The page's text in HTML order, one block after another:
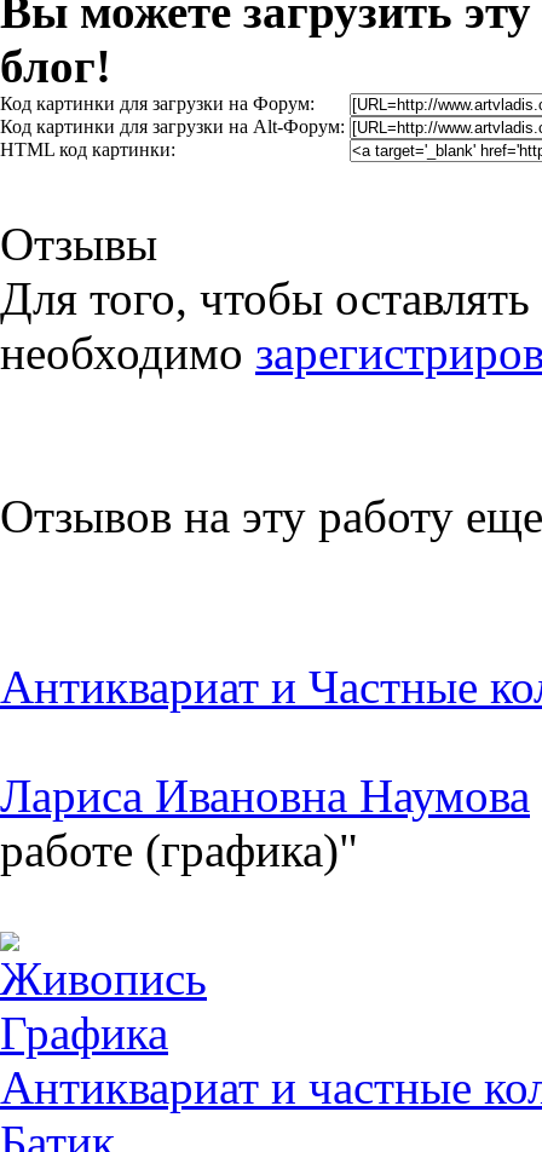
Вы можете загрузить
блог!
Код картинки для загрузки на Форум:
Код картинки для загрузки на Alt-Форум:
HTML код картинки:
Отзывы
Для того, чтобы
необходимо
Отзывов на эту работу
Антиквариат и Частные
Лариса Ивановна Наумова
работе (графика)"
Живопись
Графика
Антиквариат и частные